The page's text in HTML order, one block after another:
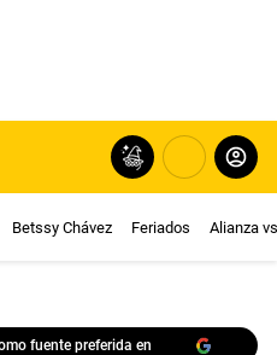
Betssy Chávez Feriados Alianza
fuente preferida en